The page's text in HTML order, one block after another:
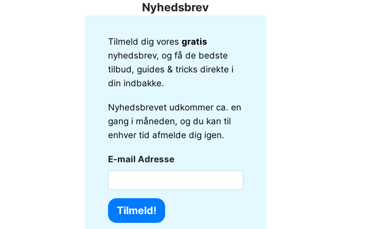
Nyhedsbrev
Tilmeld dig vores gratis
nyhedsbrev, og få de bedste
tilbud, guides & tricks direkte i
din indbakke.
Nyhedsbrevet udkommer ca. en
gang i måneden, og du kan til
enhver tid afmelde dig igen.
E-mail Adresse